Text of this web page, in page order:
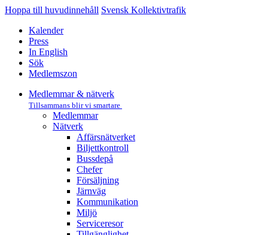
Hoppa till huvudinnehåll Svensk Kollektivtrafik
Kalender
Press
In English
Sök
Medlemszon
Medlemmar & nätverk
Tillsammans blir vi smartare
Medlemmar
Nätverk
Affärs­nätverket
Biljettkontroll­
Bussdepå­
Chefer
Försäljning
Järnväg
Kommunikation
Miljö­
Serviceresor